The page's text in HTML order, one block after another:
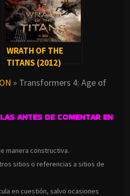
WRATH OF THE
TITANS (2012)
» Transformers 4: Age of
ANTES DE COMENTAR EN
manera constructiva.
sitios o referencias a sitios de
en cuestión, salvo ocasiones